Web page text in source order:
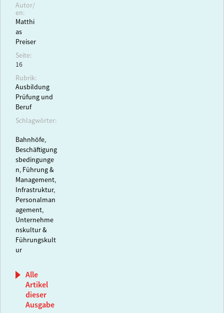
Autor/
en:
Matthi
as
Preiser
Seite:
16
Rubrik:
Ausbildung
Prüfung und
Beruf
Schlagwörter:
Bahnhöfe,
Beschäftigung
sbedingunge
n, Führung &
Management,
Infrastruktur,
Personalman
agement,
Unternehme
nskultur &
Führungskult
ur
Alle
Artikel
dieser
Ausgabe